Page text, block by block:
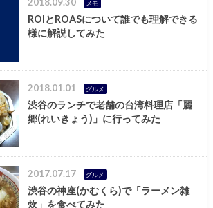
メモ
ROIとROASについて誰でも理解できる
様に解説してみた
2018.01.01 グルメ
渋谷のランチで老舗の台湾料理店「麗
郷(れいきょう)」に行ってみた
2017.07.17 グルメ
渋谷の神座(かむくら)で「ラーメン雑
炊」を食べてみた